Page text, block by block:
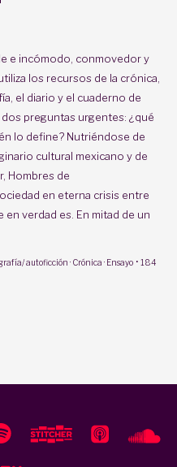
e incómodo, conmovedor y
los recursos de la crónica,
el diario y el cuaderno de
preguntas urgentes: ¿qué
lo define? Nutriéndose de
cultural mexicano y de
Hombres de
en eterna crisis entre
en verdad es. En mitad de un
autoficción · Crónica · Ensayo · 184